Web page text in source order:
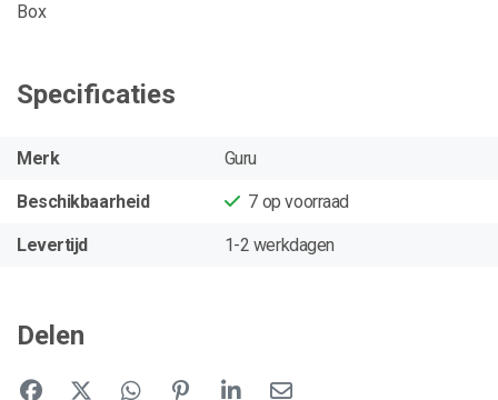
Box
Specificaties
Merk Guru
Beschikbaarheid 7 op voorraad
Levertijd 1-2 werkdagen
Delen